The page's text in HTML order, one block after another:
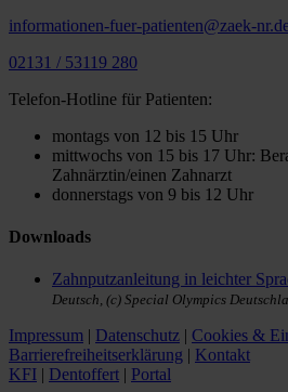
informationen-fuer-patienten@zaek-
02131 / 53119 280
Telefon-Hotline für Patienten:
montags von 12 bis 15 Uhr
mittwochs von 15 bis 17 Uhr:
Zahnärztin/einen Zahnarzt
donnerstags von 9 bis 12 Uhr
Downloads
Zahnputzanleitung in leichter
Deutsch, (c) Special Olympics
Impressum | Datenschutz | Cookies &
Barrierefreiheitserklärung | Kontakt
KFI | Dentoffert | Portal